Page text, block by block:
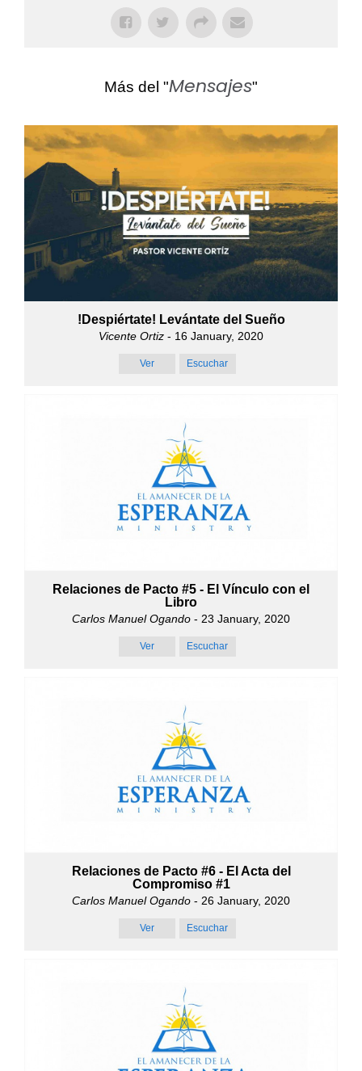
Más del "Mensajes"
!Despiértate! Levántate del Sueño
Vicente Ortiz - 16 January, 2020
Ver Escuchar
Relaciones de Pacto #5 - El Vínculo con el
Libro
Carlos Manuel Ogando - 23 January, 2020
Ver Escuchar
Relaciones de Pacto #6 - El Acta del
Compromiso #1
Carlos Manuel Ogando - 26 January, 2020
Ver Escuchar